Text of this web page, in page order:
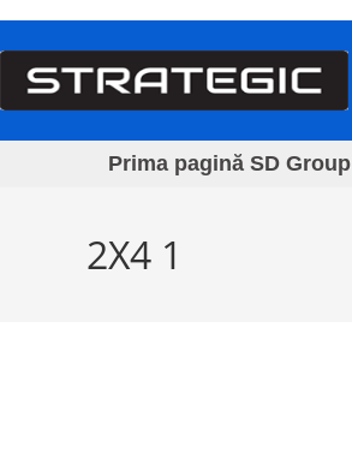
Prima pagină SD Group
2X4 1